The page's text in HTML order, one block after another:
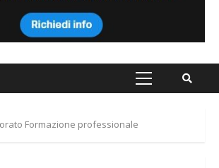
Primary
Formazione professionale